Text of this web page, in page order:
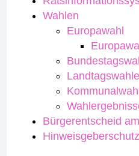
Wahlen
Europawahl
Bürgerentscheid